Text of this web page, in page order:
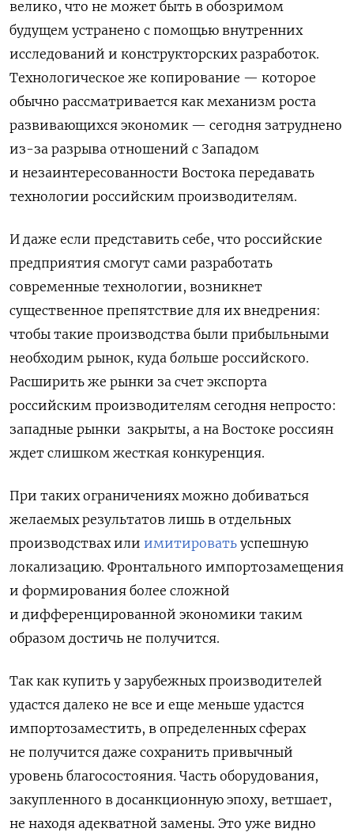
велико, что не может быть в обозримом
будущем устранено с помощью внутренних
исследований и конструкторских разработок.
Технологическое же копирование — которое
обычно рассматривается как механизм роста
развивающихся экономик — сегодня затруднено
из-за разрыва отношений с Западом
и незаинтересованности Востока передавать
технологии российским производителям.
И даже если представить себе, что российские
предприятия смогут сами разработать
современные технологии, возникнет
существенное препятствие для их внедрения:
чтобы такие производства были прибыльными
необходим рынок, куда больше российского.
Расширить же рынки за счет экспорта
российским производителям сегодня непросто:
западные рынки закрыты, а на Востоке россиян
ждет слишком жесткая конкуренция.
При таких ограничениях можно добиваться
желаемых результатов лишь в отдельных
производствах или имитировать успешную
локализацию. Фронтального импортозамещения
и формирования более сложной
и дифференцированной экономики таким
образом достичь не получится.
Так как купить у зарубежных производителей
удастся далеко не все и еще меньше удастся
импортозаместить, в определенных сферах
не получится даже сохранить привычный
уровень благосостояния. Часть оборудования,
закупленного в досанкционную эпоху, ветшает,
не находя адекватной замены. Это уже видно